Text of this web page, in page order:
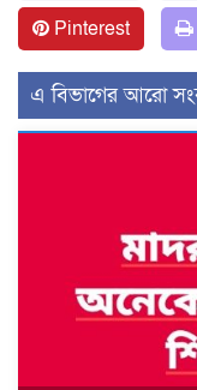
Pinterest
এ বিভাগের আরো